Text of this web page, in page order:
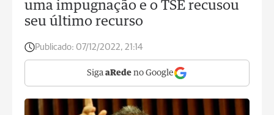
uma impugnação e o TSE recusou
seu último recurso
Publicado: 07/12/2022, 21:14
Siga aRede no Google